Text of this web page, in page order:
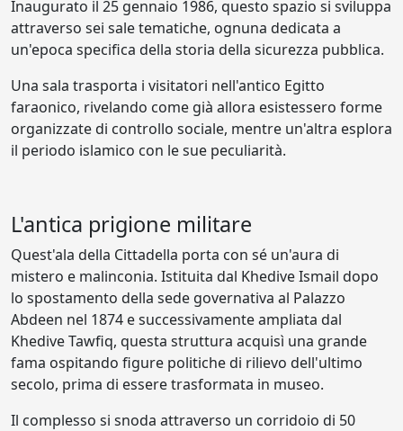
Inaugurato il 25 gennaio 1986, questo spazio si sviluppa
attraverso sei sale tematiche, ognuna dedicata a
un'epoca specifica della storia della sicurezza pubblica.
Una sala trasporta i visitatori nell'antico Egitto
faraonico, rivelando come già allora esistessero forme
organizzate di controllo sociale, mentre un'altra esplora
il periodo islamico con le sue peculiarità.
L'antica prigione militare
Quest'ala della Cittadella porta con sé un'aura di
mistero e malinconia. Istituita dal Khedive Ismail dopo
lo spostamento della sede governativa al Palazzo
Abdeen nel 1874 e successivamente ampliata dal
Khedive Tawfiq, questa struttura acquisì una grande
fama ospitando figure politiche di rilievo dell'ultimo
secolo, prima di essere trasformata in museo.
Il complesso si snoda attraverso un corridoio di 50